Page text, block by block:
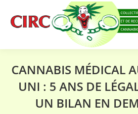
CANNABIS MÉDICAL
UNI : 5 ANS DE
UN BILAN EN